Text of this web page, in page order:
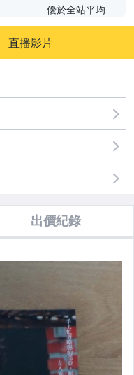
優於全站平均
直播影片
出價紀錄